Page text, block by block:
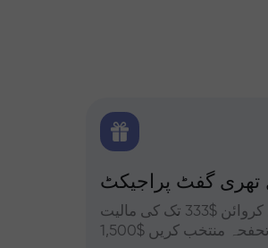
تھری گفٹ پراجیکٹ
رقم جمع کروائن $333 تک کی مالیت
منتخب کریں $1,500